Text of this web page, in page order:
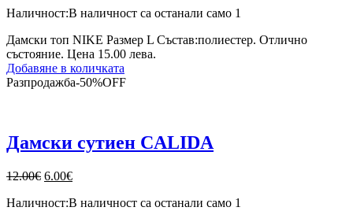
was: е:
Наличност:В наличност са останали само 1
Дамски топ NIKE Размер L Състав:полиестер. Отлично
състояние. Цена 15.00 лева.
Добавяне в количката
Разпродажба-50%OFF
Дамски сутиен CALIDA
12.00€ Original
was:
6.00€Текущата
е:
Наличност:В наличност са останали само 1